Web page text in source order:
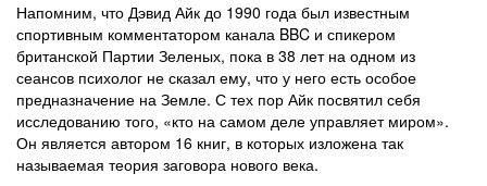
Напомним, что Дэвид Айк до 1990 года был известным
спортивным комментатором канала BBC и спикером
британской Партии Зеленых, пока в 38 лет на одном из
сеансов психолог не сказал ему, что у него есть особое
предназначение на Земле. С тех пор Айк посвятил себя
исследованию того, «кто на самом деле управляет миром».
Он является автором 16 книг, в которых изложена так
называемая теория заговора нового века.